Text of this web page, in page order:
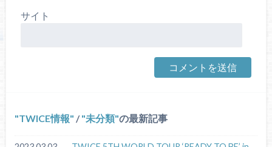
サイト
TWICE情報 / 未分類 の最新記事